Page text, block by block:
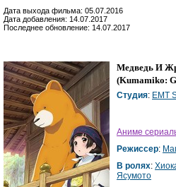
Дата выхода фильма: 05.07.2016
Дата добавления: 14.07.2017
Последнее обновление: 14.07.2017
Медведь И
(Kumamiko:
Студия: EMT
Аниме
Режиссер:
В ролях:
Ясумото